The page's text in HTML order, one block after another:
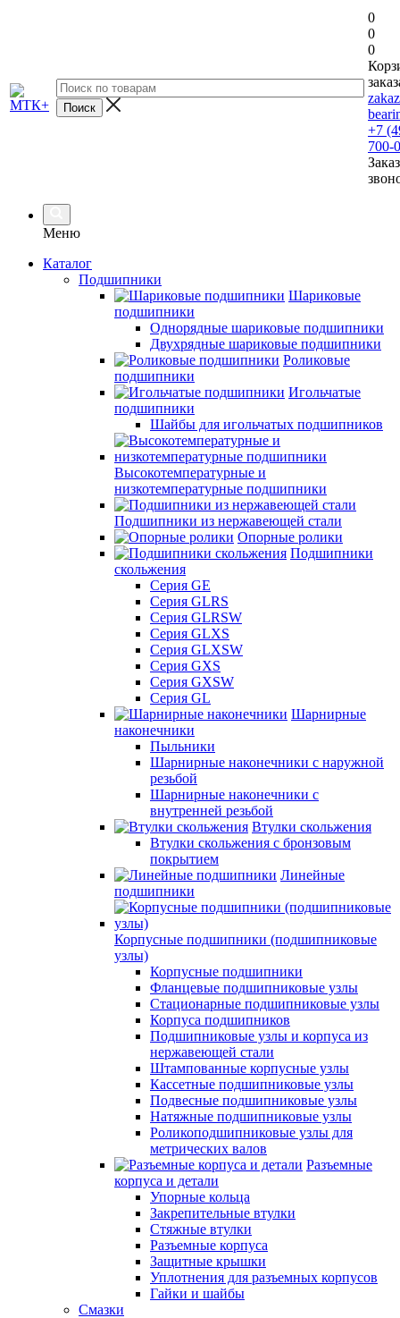
0
0
0
+7
700-
Меню
Каталог
Подшипники
Шариковые
подшипники
Однорядные шариковые подшипники
Двухрядные шариковые подшипники
Роликовые
подшипники
Игольчатые
подшипники
Шайбы для игольчатых подшипников
Высокотемпературные и
низкотемпературные подшипники
Подшипники из нержавеющей стали
Опорные ролики
Подшипники
скольжения
Серия GE
Серия GLRS
Серия GLRSW
Серия GLXS
Серия GLXSW
Серия GXS
Серия GXSW
Серия GL
Шарнирные
наконечники
Пыльники
Шарнирные наконечники с наружной
резьбой
Шарнирные наконечники с
внутренней резьбой
Втулки скольжения
Втулки скольжения с бронзовым
покрытием
Линейные
подшипники
Корпусные подшипники (подшипниковые
узлы)
Корпусные подшипники
Фланцевые подшипниковые узлы
Стационарные подшипниковые узлы
Корпуса подшипников
Подшипниковые узлы и корпуса из
нержавеющей стали
Штампованные корпусные узлы
Кассетные подшипниковые узлы
Подвесные подшипниковые узлы
Натяжные подшипниковые узлы
Роликоподшипниковые узлы для
метрических валов
Разъемные
корпуса и детали
Упорные кольца
Закрепительные втулки
Стяжные втулки
Разъемные корпуса
Защитные крышки
Уплотнения для разъемных корпусов
Гайки и шайбы
Смазки